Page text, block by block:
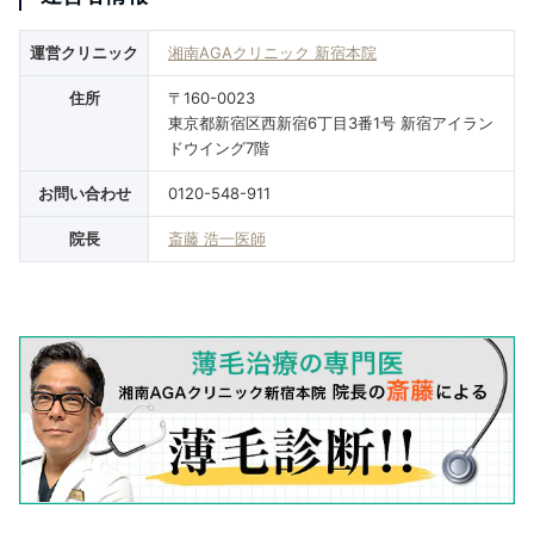
運営クリニック 湘南AGAクリニック 新宿本院
住所
〒160-0023
東京都新宿区西新宿6丁目3番1号 新宿アイラン
ドウイング7階
お問い合わせ 0120-548-911
院長 斎藤 浩一医師